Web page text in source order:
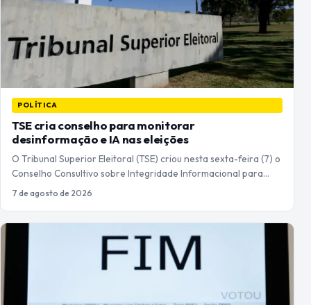
POLÍTICA
TSE cria conselho para monitorar
desinformação e IA nas eleições
O Tribunal Superior Eleitoral (TSE) criou nesta sexta-feira (7) o
Conselho Consultivo sobre Integridade Informacional para…
7 de agosto de 2026